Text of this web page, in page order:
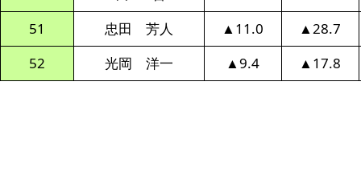
51
忠田 芳人 ▲11.0
▲28.7
52
光岡 洋一 ▲9.4 ▲17.8